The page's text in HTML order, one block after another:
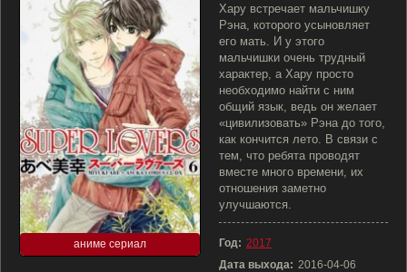
аниме сериал
Хару встречает мальчишку
Рэна, которого усыновляет
его мать. И у этого
мальчишки очень трудный
характер, а Хару просто
необходимо найти с ним
общий язык, ведь он желает
«цивилизовать» Рэна до того,
как кончится лето. В связи с
тем, что ребята проводят
вместе много времени, их
отношения заметно
улучшаются.
Год: 2017
Дата выхода: 2016-04-06